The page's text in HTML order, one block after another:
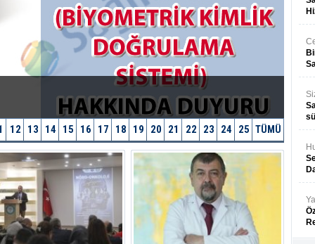
12 13 14 15 16 17 18 19 20 21 22 23 24 25 TÜMÜ